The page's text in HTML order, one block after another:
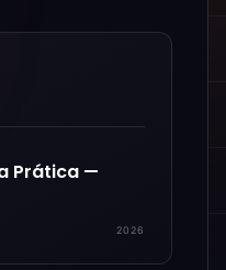
Prática —
2026